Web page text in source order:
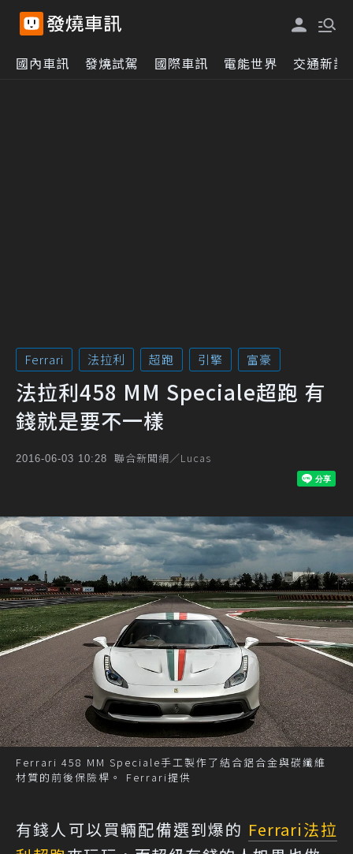
國內車訊 發燒試駕 國際車訊 電能世界 交通新訊
Ferrari 法拉利 超跑 引擎 富豪
法拉利458 MM Speciale超跑 有
錢就是要不一樣
2016-06-03 10:28 聯合新聞網／Lucas
Ferrari 458 MM Speciale手工製作了結合鋁合金與碳纖維
材質的前後保險桿。 Ferrari提供
有錢人可以買輛配備選到爆的 Ferrari法拉